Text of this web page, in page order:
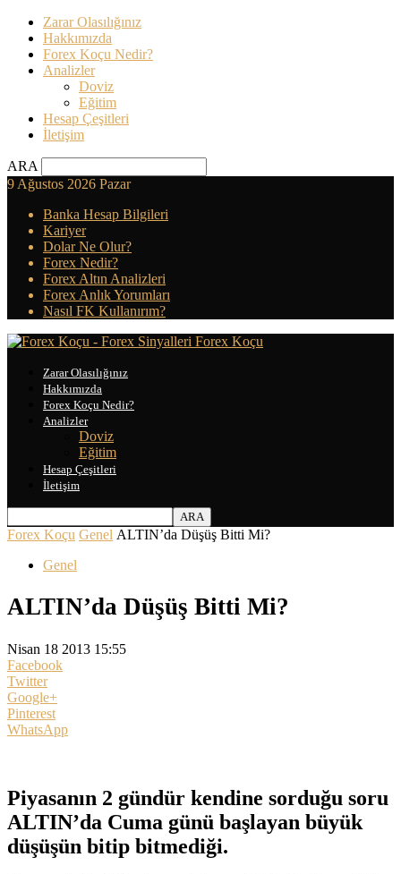
Zarar Olasılığınız
Hakkımızda
Forex Koçu Nedir?
Analizler
Doviz
Eğitim
Hesap Çeşitleri
İletişim
ARA
9 Ağustos 2026 Pazar
Banka Hesap Bilgileri
Kariyer
Dolar Ne Olur?
Forex Nedir?
Forex Altın Analizleri
Forex Anlık Yorumları
Nasıl FK Kullanırım?
Forex Koçu
Zarar Olasılığınız
Hakkımızda
Forex Koçu Nedir?
Analizler
Doviz
Eğitim
Hesap Çeşitleri
İletişim
Forex Koçu Genel ALTIN’da Düşüş Bitti Mi?
Genel
ALTIN’da Düşüş Bitti Mi?
Nisan 18 2013 15:55
Facebook
Twitter
Google+
Pinterest
WhatsApp
Piyasanın 2 gündür kendine sorduğu soru
ALTIN’da Cuma günü başlayan büyük
düşüşün bitip bitmediği.